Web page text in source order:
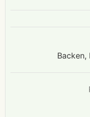
Backen,